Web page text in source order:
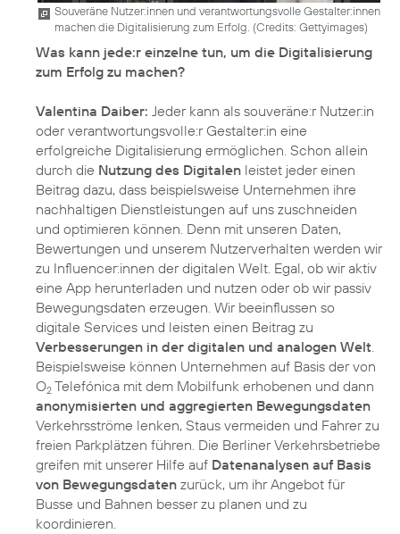
Souveräne Nutzer:innen und verantwortungsvolle Gestalter:innen
machen die Digitalisierung zum Erfolg. (Credits: Gettyimages)
Was kann jede:r einzelne tun, um die Digitalisierung
zum Erfolg zu machen?
Valentina Daiber: Jeder kann als souveräne:r Nutzer:in
oder verantwortungsvolle:r Gestalter:in eine
erfolgreiche Digitalisierung ermöglichen. Schon allein
durch die Nutzung des Digitalen leistet jeder einen
Beitrag dazu, dass beispielsweise Unternehmen ihre
nachhaltigen Dienstleistungen auf uns zuschneiden
und optimieren können. Denn mit unseren Daten,
Bewertungen und unserem Nutzerverhalten werden wir
zu Influencer:innen der digitalen Welt. Egal, ob wir aktiv
eine App herunterladen und nutzen oder ob wir passiv
Bewegungsdaten erzeugen. Wir beeinflussen so
digitale Services und leisten einen Beitrag zu
Verbesserungen in der digitalen und analogen Welt.
Beispielsweise können Unternehmen auf Basis der von
O2 Telefónica mit dem Mobilfunk erhobenen und dann
anonymisierten und aggregierten Bewegungsdaten
Verkehrsströme lenken, Staus vermeiden und Fahrer zu
freien Parkplätzen führen. Die Berliner Verkehrsbetriebe
greifen mit unserer Hilfe auf Datenanalysen auf Basis
von Bewegungsdaten zurück, um ihr Angebot für
Busse und Bahnen besser zu planen und zu
koordinieren.